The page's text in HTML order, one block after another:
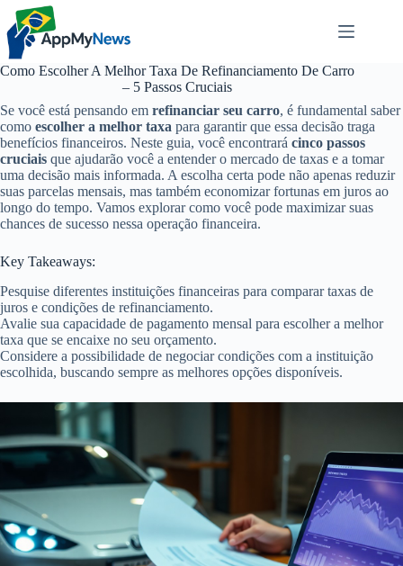
Pular
para
conteúdo
Como Escolher A Melhor Taxa De Refinanciamento De Carro
– 5 Passos Cruciais
Se você está pensando em refinanciar seu carro, é fundamental saber
como escolher a melhor taxa para garantir que essa decisão traga
benefícios financeiros. Neste guia, você encontrará cinco passos
cruciais que ajudarão você a entender o mercado de taxas e a tomar
uma decisão mais informada. A escolha certa pode não apenas reduzir
suas parcelas mensais, mas também economizar fortunas em juros ao
longo do tempo. Vamos explorar como você pode maximizar suas
chances de sucesso nessa operação financeira.
Key Takeaways:
Pesquise diferentes instituições financeiras para comparar taxas de
juros e condições de refinanciamento.
Avalie sua capacidade de pagamento mensal para escolher a melhor
taxa que se encaixe no seu orçamento.
Considere a possibilidade de negociar condições com a instituição
escolhida, buscando sempre as melhores opções disponíveis.